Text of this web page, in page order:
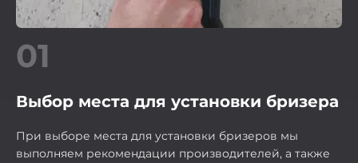
01
Выбор места для установки бризера
При выборе места для установки бризеров мы
выполняем рекомендации производителей, а также